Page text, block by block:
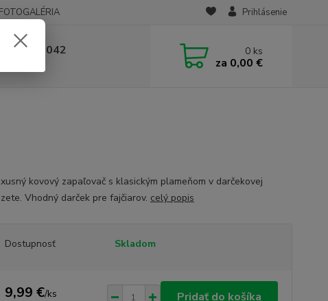
FOTOGALÉRIA Prihlásenie
0948 236 042 0 ks
za 0,00 €
kovový zapaľovač s klasickým plameňom v darčekovej
Vhodný darček pre fajčiarov. celý popis
Dostupnosť Skladom
9,99 €/ks Pridať do košíka